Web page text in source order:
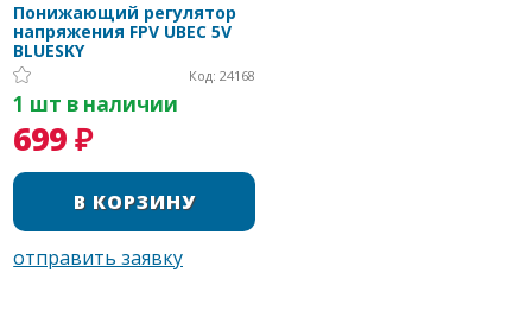
Понижающий регулятор
напряжения FPV UBEC 5V
BLUESKY
Код: 24168
1 шт в наличии
699 ₽